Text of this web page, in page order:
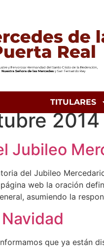
TITULARES
2014
Jubileo
del Jubileo
web la oración
asumiendo la
que ya están